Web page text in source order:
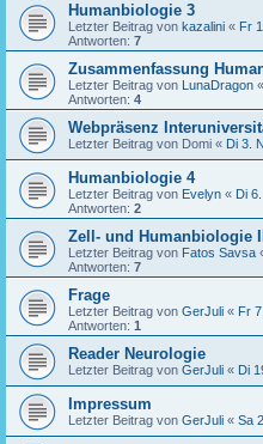
Humanbiologie 3
Letzter Beitrag von kazalini « Fr
Antworten: 7
Zusammenfassung
Letzter Beitrag von LunaDragon «
Antworten: 4
Webpräsenz
Letzter Beitrag von Domi « Di 3.
Humanbiologie 4
Letzter Beitrag von Evelyn « Di
Antworten: 2
Zell- und Humanbiologie II
Letzter Beitrag von Fatos Savsa
Antworten: 7
Frage
Letzter Beitrag von GerJuli « Fr
Antworten: 1
Reader Neurologie
Letzter Beitrag von GerJuli « Di
Impressum
Letzter Beitrag von GerJuli « Sa